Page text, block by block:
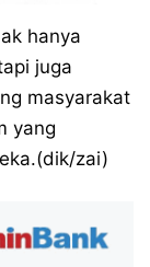
hanya
juga
masyarakat
yang
zai)